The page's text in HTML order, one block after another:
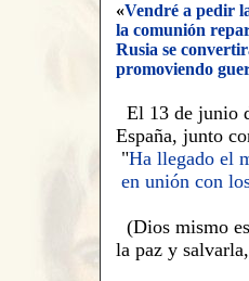
«Vendré a pedir
la comunión
Rusia se
promoviendo
El 13 de junio
España, junto
"Ha llegado el
en unión con
(Dios mismo
la paz y